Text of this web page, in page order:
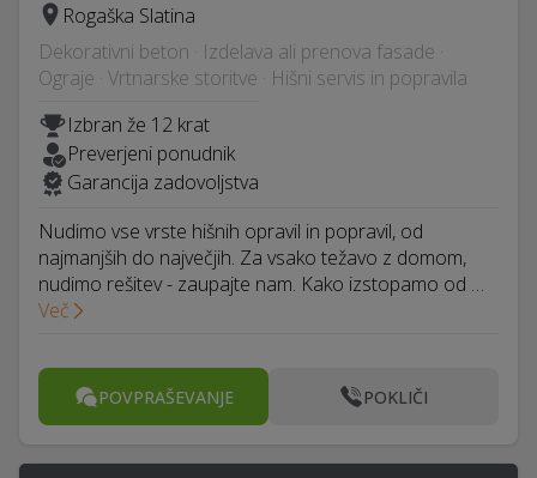
Rogaška Slatina
Dekorativni beton · Izdelava ali prenova fasade ·
Ograje · Vrtnarske storitve · Hišni servis in popravila
Izbran že 12 krat
Preverjeni ponudnik
Garancija zadovoljstva
Nudimo vse vrste hišnih opravil in popravil, od
najmanjših do največjih. Za vsako težavo z domom,
nudimo rešitev - zaupajte nam. Kako izstopamo od …
Več
POVPRAŠEVANJE POKLIČI